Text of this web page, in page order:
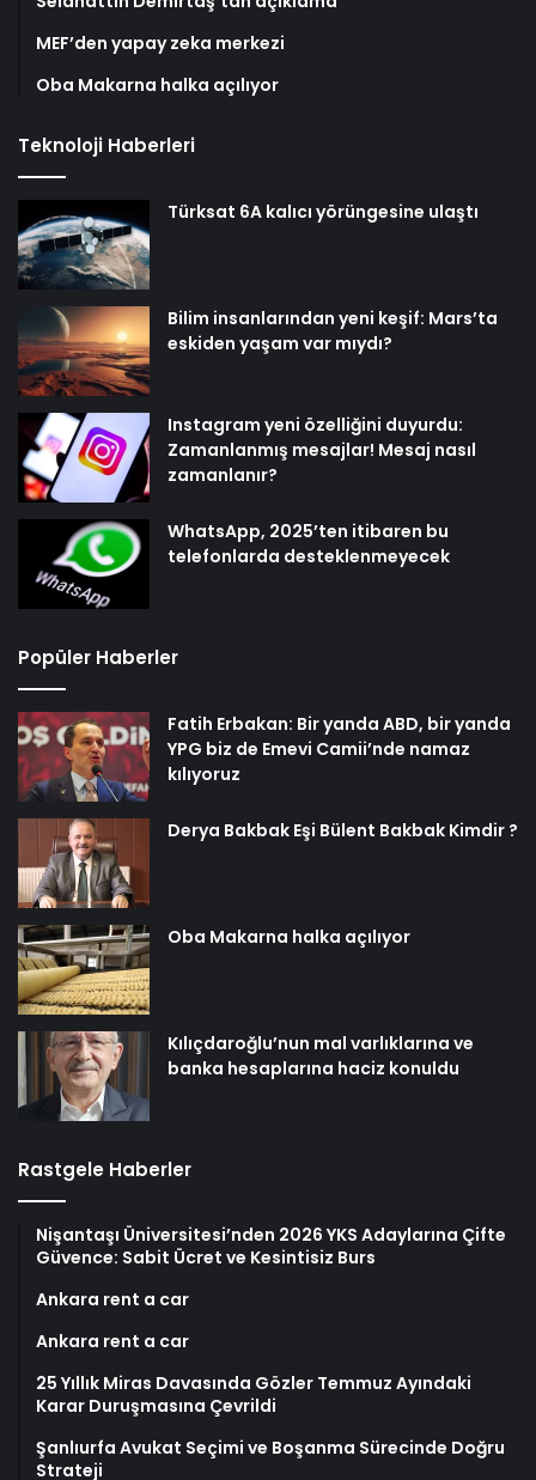
MEF’den yapay zeka merkezi
Oba Makarna halka açılıyor
Teknoloji Haberleri
Türksat 6A kalıcı yörüngesine ulaştı
Bilim insanlarından yeni keşif: Mars’ta
eskiden yaşam var mıydı?
Instagram yeni özelliğini duyurdu:
Zamanlanmış mesajlar! Mesaj nasıl
zamanlanır?
WhatsApp, 2025’ten itibaren bu
telefonlarda desteklenmeyecek
Popüler Haberler
Fatih Erbakan: Bir yanda ABD, bir yanda
YPG biz de Emevi Camii’nde namaz
kılıyoruz
Derya Bakbak Eşi Bülent Bakbak Kimdir ?
Oba Makarna halka açılıyor
Kılıçdaroğlu’nun mal varlıklarına ve
banka hesaplarına haciz konuldu
Rastgele Haberler
Nişantaşı Üniversitesi’nden 2026 YKS Adaylarına Çifte
Güvence: Sabit Ücret ve Kesintisiz Burs
Ankara rent a car
Ankara rent a car
25 Yıllık Miras Davasında Gözler Temmuz Ayındaki
Karar Duruşmasına Çevrildi
Şanlıurfa Avukat Seçimi ve Boşanma Sürecinde Doğru
Strateji